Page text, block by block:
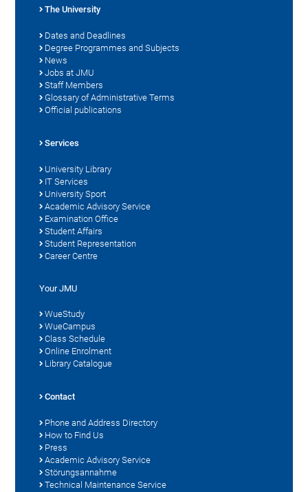
The University
Dates and Deadlines
Degree Programmes and Subjects
News
Jobs at JMU
Staff Members
Glossary of Administrative Terms
Official publications
Services
University Library
IT Services
University Sport
Academic Advisory Service
Examination Office
Student Affairs
Student Representation
Career Centre
Your JMU
WueStudy
WueCampus
Class Schedule
Online Enrolment
Library Catalogue
Contact
Phone and Address Directory
How to Find Us
Press
Academic Advisory Service
Störungsannahme
Technical Maintenance Service